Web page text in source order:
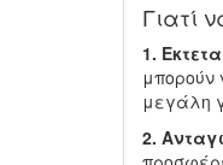
Γιατί
1.
μπορούν
μεγάλη
2.